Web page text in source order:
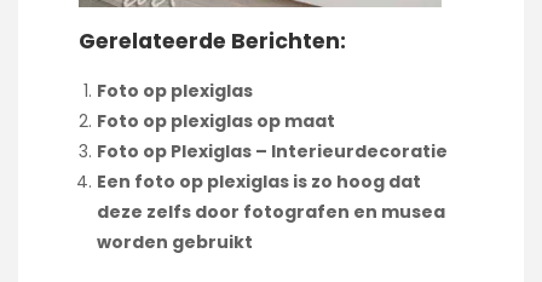
Gerelateerde Berichten:
Foto op plexiglas
Foto op plexiglas op maat
Foto op Plexiglas – Interieurdecoratie
Een foto op plexiglas is zo hoog dat
deze zelfs door fotografen en musea
worden gebruikt